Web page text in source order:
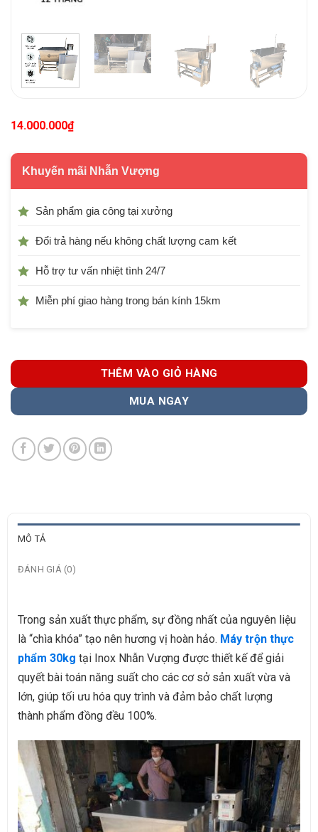
14.000.000₫
Khuyến mãi Nhẫn Vượng
Sản phẩm gia công tại xưởng
Đổi trả hàng nếu không chất lượng cam kết
Hỗ trợ tư vấn nhiệt tình 24/7
Miễn phí giao hàng trong bán kính 15km
THÊM VÀO GIỎ HÀNG
MUA NGAY
MÔ TẢ
ĐÁNH GIÁ (0)
Trong sản xuất thực phẩm, sự đồng nhất của nguyên liệu
là “chìa khóa” tạo nên hương vị hoàn hảo. Máy trộn thực
phẩm 30kg tại Inox Nhẫn Vượng được thiết kế để giải
quyết bài toán năng suất cho các cơ sở sản xuất vừa và
lớn, giúp tối ưu hóa quy trình và đảm bảo chất lượng
thành phẩm đồng đều 100%.